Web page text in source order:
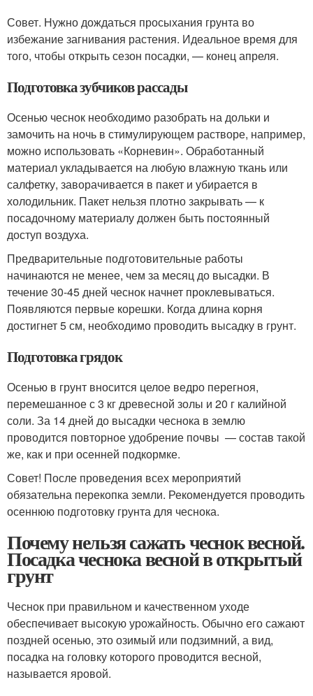
Совет. Нужно дождаться просыхания грунта во
избежание загнивания растения. Идеальное время для
того, чтобы открыть сезон посадки, — конец апреля.
Подготовка зубчиков рассады
Осенью чеснок необходимо разобрать на дольки и
замочить на ночь в стимулирующем растворе, например,
можно использовать «Корневин». Обработанный
материал укладывается на любую влажную ткань или
салфетку, заворачивается в пакет и убирается в
холодильник. Пакет нельзя плотно закрывать — к
посадочному материалу должен быть постоянный
доступ воздуха.
Предварительные подготовительные работы
начинаются не менее, чем за месяц до высадки. В
течение 30-45 дней чеснок начнет проклевываться.
Появляются первые корешки. Когда длина корня
достигнет 5 см, необходимо проводить высадку в грунт.
Подготовка грядок
Осенью в грунт вносится целое ведро перегноя,
перемешанное с 3 кг древесной золы и 20 г калийной
соли. За 14 дней до высадки чеснока в землю
проводится повторное удобрение почвы — состав такой
же, как и при осенней подкормке.
Совет! После проведения всех мероприятий
обязательна перекопка земли. Рекомендуется проводить
осеннюю подготовку грунта для чеснока.
Почему нельзя сажать чеснок весной.
Посадка чеснока весной в открытый
грунт
Чеснок при правильном и качественном уходе
обеспечивает высокую урожайность. Обычно его сажают
поздней осенью, это озимый или подзимний, а вид,
посадка на головку которого проводится весной,
называется яровой.